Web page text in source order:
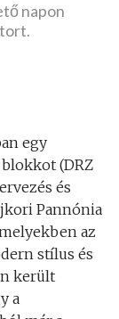
napon
egy
(DRZ
és
Pannónia
az
stílus és
került
a